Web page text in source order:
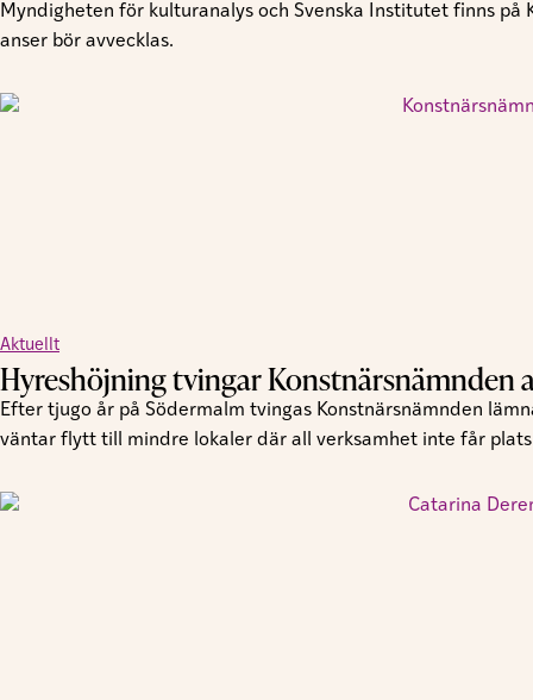
Myndigheten för kulturanalys och Svenska Institutet finns
anser bör avvecklas.
Aktuellt
Hyreshöjning tvingar Konstnärsnämnden
Efter tjugo år på Södermalm tvingas Konstnärsnämnden
väntar flytt till mindre lokaler där all verksamhet inte får